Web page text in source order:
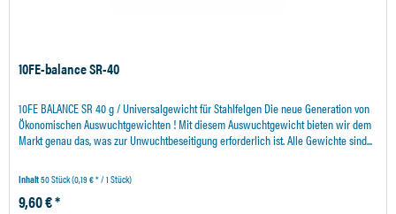
10FE-balance SR-40
10FE BALANCE SR 40 g / Universalgewicht für Stahlfelgen Die neue Generation von
Ökonomischen Auswuchtgewichten ! Mit diesem Auswuchtgewicht bieten wir dem
Markt genau das, was zur Unwuchtbeseitigung erforderlich ist. Alle Gewichte sind...
Inhalt50 Stück(0,19 € * / 1 Stück)
9,60 € *